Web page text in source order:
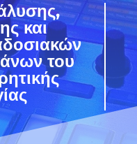
και
του